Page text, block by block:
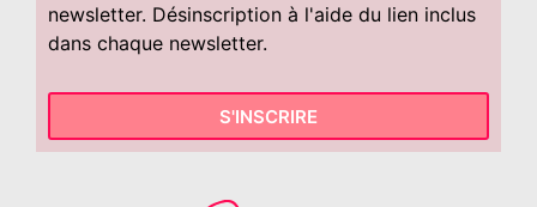
newsletter. Désinscription à l'aide du lien inclus
dans chaque newsletter.
S'INSCRIRE